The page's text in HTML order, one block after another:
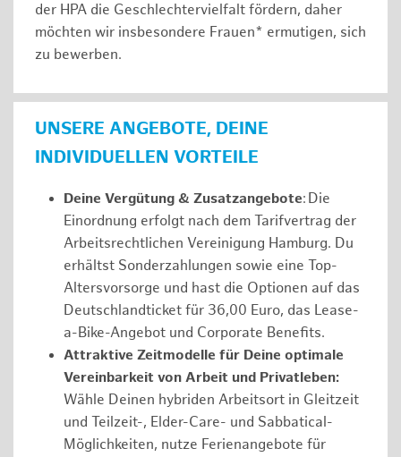
der HPA die Geschlechtervielfalt fördern, daher
möchten wir insbesondere Frauen* ermutigen, sich
zu bewerben.
UNSERE ANGEBOTE, DEINE
INDIVIDUELLEN VORTEILE
Deine Vergütung & Zusatzangebote: Die
Einordnung erfolgt nach dem Tarifvertrag der
Arbeitsrechtlichen Vereinigung Hamburg. Du
erhältst Sonderzahlungen sowie eine Top-
Altersvorsorge und hast die Optionen auf das
Deutschlandticket für 36,00 Euro, das Lease-
a-Bike-Angebot und Corporate Benefits.
Attraktive Zeitmodelle für Deine optimale
Vereinbarkeit von Arbeit und Privatleben:
Wähle Deinen hybriden Arbeitsort in Gleitzeit
und Teilzeit-, Elder-Care- und Sabbatical-
Möglichkeiten, nutze Ferienangebote für